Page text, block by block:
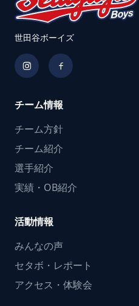
世田谷ボーイズ
チーム情報
チーム方針
チーム紹介
選手紹介
実績・OB紹介
活動情報
みんなの声
セタボ・レポート
アクセス・体験会